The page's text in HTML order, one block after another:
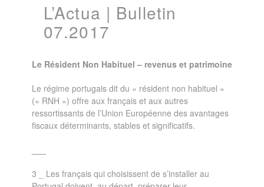
L’Actua | Bulletin
07.2017
Le Résident Non Habituel – revenus et patrimoine
Le régime portugais dit du « résident non habituel »
(« RNH ») offre aux français et aux autres
ressortissants de l’Union Européenne des avantages
fiscaux déterminants, stables et significatifs.
3 _ Les français qui choisissent de s’installer au